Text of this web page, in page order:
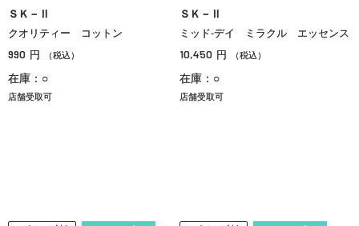
ＳＫ－Ⅱ
クオリティー コットン
990 円 （税込）
在庫：○
店舗受取可
ＳＫ－Ⅱ
ミッド‐デイ ミラクル エッセンス
10,450 円 （税込）
在庫：○
店舗受取可